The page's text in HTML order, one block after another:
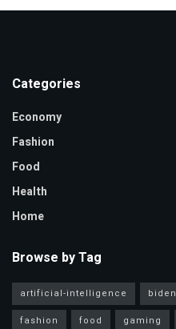
Categories
Economy
Fashion
Food
Health
Home
Browse by Tag
artificial-intelligence biden
fashion
food gaming